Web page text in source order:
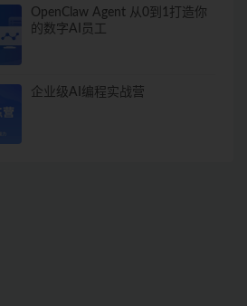
OpenClaw Agent 从0到1打造你
的数字AI员工
企业级AI编程实战营